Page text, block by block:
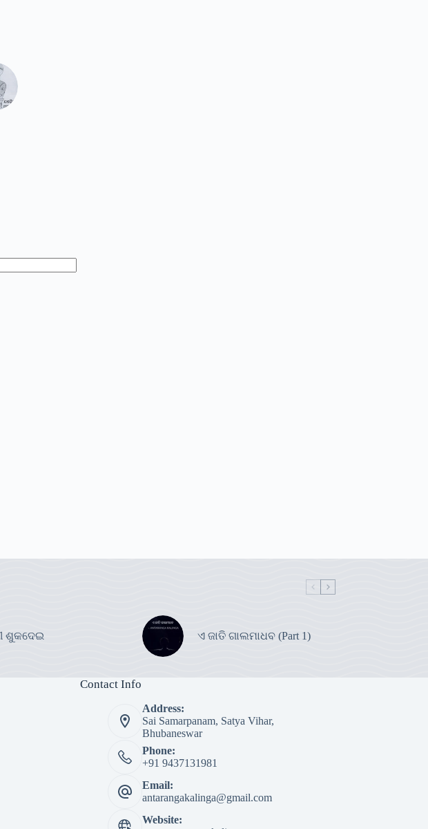
ଶୁକଦେଇ ଏ ଜାତି ଗାଲମାଧବ (Part 1)
Contact Info
Address:
Sai Samarpanam, Satya Vihar,
Bhubaneswar
Phone:
+91 9437131981
Email:
antarangakalinga@gmail.com
Website: